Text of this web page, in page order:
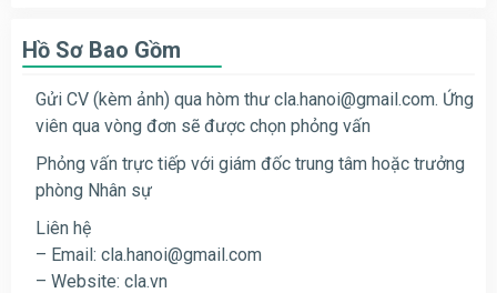
Hồ Sơ Bao Gồm
Gửi CV (kèm ảnh) qua hòm thư cla.hanoi@gmail.com. Ứng
viên qua vòng đơn sẽ được chọn phỏng vấn
Phỏng vấn trực tiếp với giám đốc trung tâm hoặc trưởng
phòng Nhân sự
Liên hệ
– Email: cla.hanoi@gmail.com
– Website: cla.vn